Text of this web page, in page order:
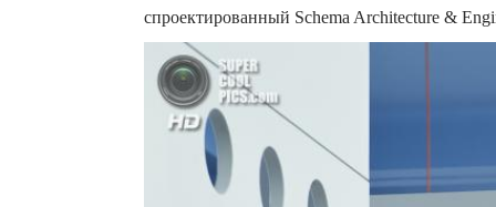
спроектированный Schema Architecture &